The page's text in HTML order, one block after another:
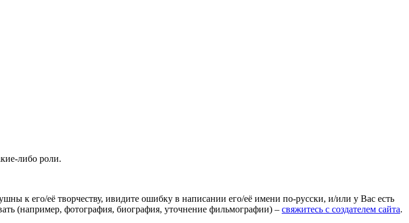
либо роли.
к его/её творчеству, ивидите ошибку в написании его/её имени по-русски, и/или у Вас есть
(например, фотография, биография, уточнение фильмографии) – свяжитесь с создателем сайта.